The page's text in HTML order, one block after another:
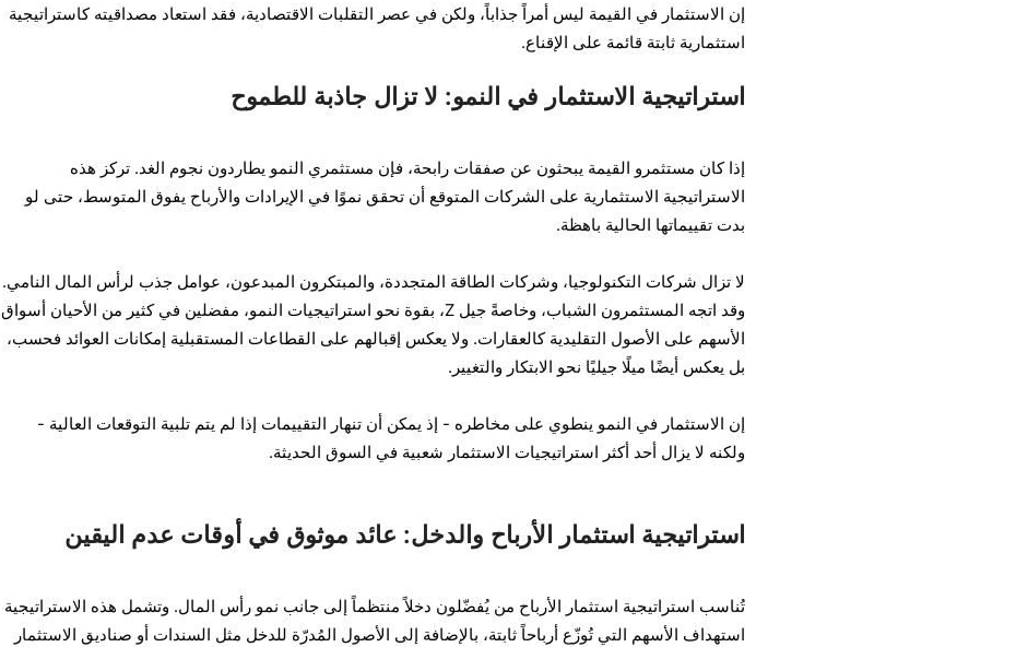
إن الاستثمار في القيمة ليس أمراً جذاباً، ولكن في عصر التقلبات الاقتصادية، فقد استعاد مصداقيته كاستراتيجية
استثمارية ثابتة قائمة على الإقناع.
استراتيجية الاستثمار في النمو: لا تزال جاذبة للطموح
إذا كان مستثمرو القيمة يبحثون عن صفقات رابحة، فإن مستثمري النمو يطاردون نجوم الغد. تركز هذه
الاستراتيجية الاستثمارية على الشركات المتوقع أن تحقق نموًا في الإيرادات والأرباح يفوق المتوسط، حتى لو
بدت تقييماتها الحالية باهظة.
لا تزال شركات التكنولوجيا، وشركات الطاقة المتجددة، والمبتكرون المبدعون، عوامل جذب لرأس المال النامي.
وقد اتجه المستثمرون الشباب، وخاصةً جيل Z، بقوة نحو استراتيجيات النمو، مفضلين في كثير من الأحيان أسواق
الأسهم على الأصول التقليدية كالعقارات. ولا يعكس إقبالهم على القطاعات المستقبلية إمكانات العوائد فحسب،
بل يعكس أيضًا ميلًا جيليًا نحو الابتكار والتغيير.
إن الاستثمار في النمو ينطوي على مخاطره - إذ يمكن أن تنهار التقييمات إذا لم يتم تلبية التوقعات العالية -
ولكنه لا يزال أحد أكثر استراتيجيات الاستثمار شعبية في السوق الحديثة.
استراتيجية استثمار الأرباح والدخل: عائد موثوق في أوقات عدم اليقين
تُناسب استراتيجية استثمار الأرباح من يُفضّلون دخلاً منتظماً إلى جانب نمو رأس المال. وتشمل هذه الاستراتيجية
استهداف الأسهم التي تُوزّع أرباحاً ثابتة، بالإضافة إلى الأصول المُدرّة للدخل مثل السندات أو صناديق الاستثمار